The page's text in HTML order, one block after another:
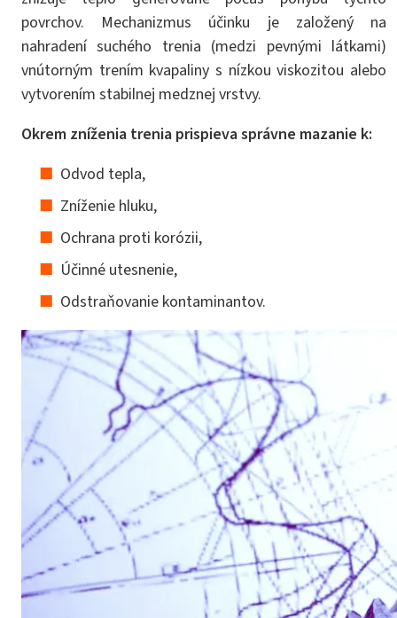
povrchov. Mechanizmus účinku je založený na
nahradení suchého trenia (medzi pevnými látkami)
vnútorným trením kvapaliny s nízkou viskozitou alebo
vytvorením stabilnej medznej vrstvy.
Okrem zníženia trenia prispieva správne mazanie k:
Odvod tepla,
Zníženie hluku,
Ochrana proti korózii,
Účinné utesnenie,
Odstraňovanie kontaminantov.